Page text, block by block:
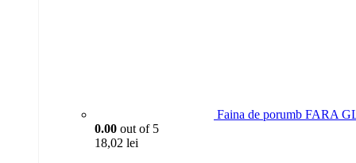
Faina de porumb FARA
0.00 out of 5
18,02 lei